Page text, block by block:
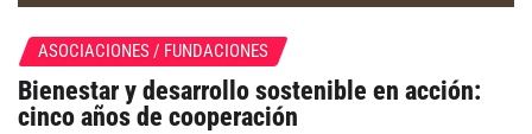
ASOCIACIONES / FUNDACIONES
Bienestar y desarrollo sostenible en acción:
cinco años de cooperación